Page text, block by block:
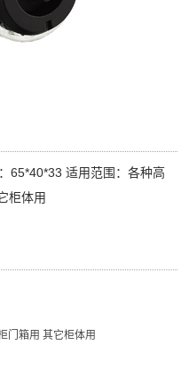
65*40*33 适用范围：各种高
柜体用
门箱用 其它柜体用